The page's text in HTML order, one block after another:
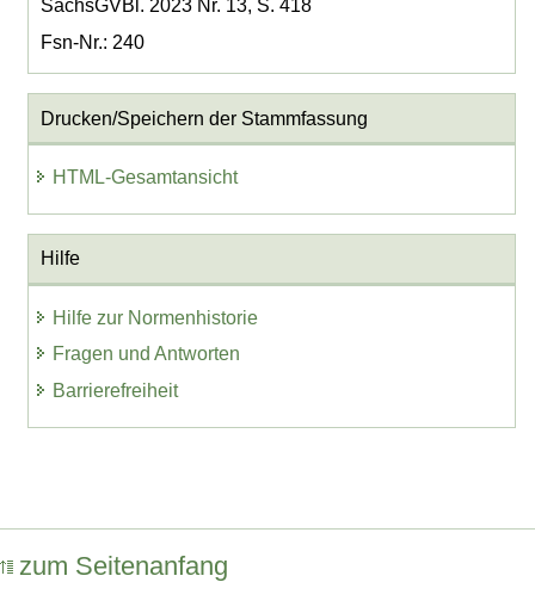
SächsGVBl. 2023 Nr. 13, S. 418
Fsn-Nr.: 240
Drucken/Speichern der Stammfassung
HTML-Gesamtansicht
Hilfe
Hilfe zur Normenhistorie
Fragen und Antworten
Barrierefreiheit
zum Seitenanfang